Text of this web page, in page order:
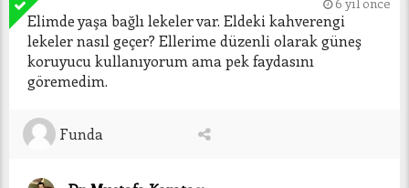
Elimde yaşa bağlı lekeler var. Eldeki kahverengi
lekeler nasıl geçer? Ellerime düzenli olarak güneş
koruyucu kullanıyorum ama pek faydasını
göremedim.
Funda